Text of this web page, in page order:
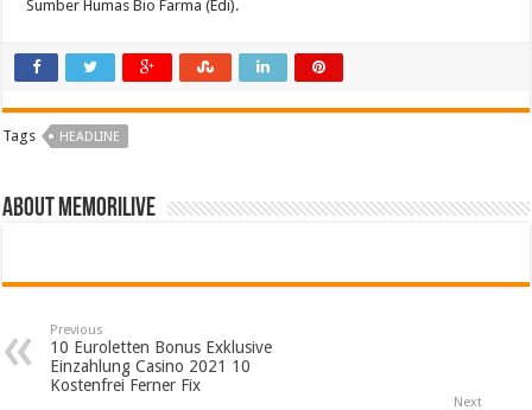
Sumber Humas Bio Farma (Edi).
Tags HEADLINE
About memorilive
Previous
10 Euroletten Bonus Exklusive
Einzahlung Casino 2021 10
Kostenfrei Ferner Fix
Next